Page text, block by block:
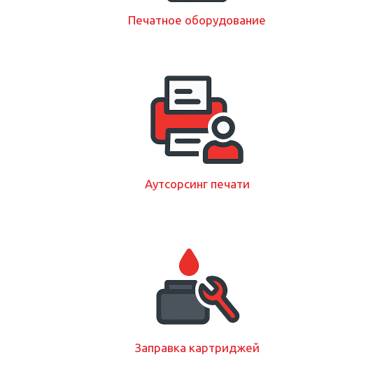
Печатное оборудование
Аутсорсинг печати
Заправка картриджей